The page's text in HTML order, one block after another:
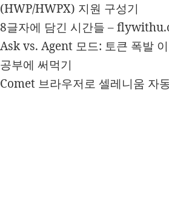
(HWP/HWPX) 지원 구성기
8글자에 담긴 시간들 –
Ask vs. Agent 모드: 토큰 폭발
공부에 써먹기
Comet 브라우저로 셀레니움 자